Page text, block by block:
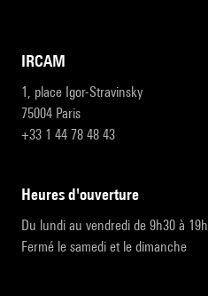
IRCAM
1, place Igor-Stravinsky
75004 Paris
+33 1 44 78 48 43
heures d'ouverture
Du lundi au vendredi de 9h30 à 19h
Fermé le samedi et le dimanche